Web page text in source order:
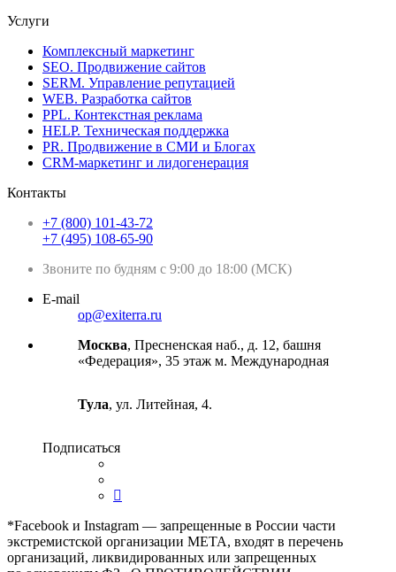
Услуги
Комплексный маркетинг
SEO. Продвижение сайтов
SERM. Управление репутацией
WEB. Разработка сайтов
PPL. Контекстная реклама
HELP. Техническая поддержка
PR. Продвижение в СМИ и Блогах
CRM-маркетинг и лидогенерация
Контакты
+7 (800) 101-43-72
+7 (495) 108-65-90
Звоните по будням с 9:00 до 18:00 (МСК)
E-mail
op@exiterra.ru
Москва, Пресненская наб., д. 12, башня
«Федерация», 35 этаж м. Международная
Тула, ул. Литейная, 4.
Подписаться
*Facebook и Instagram — запрещенные в России части
экстремистской организации META, входят в перечень
организаций, ликвидированных или запрещенных